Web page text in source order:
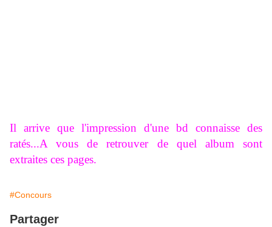
Il arrive que l'impression d'une bd connaisse des
ratés...A vous de retrouver de quel album sont
extraites ces pages.
#Concours
Partager